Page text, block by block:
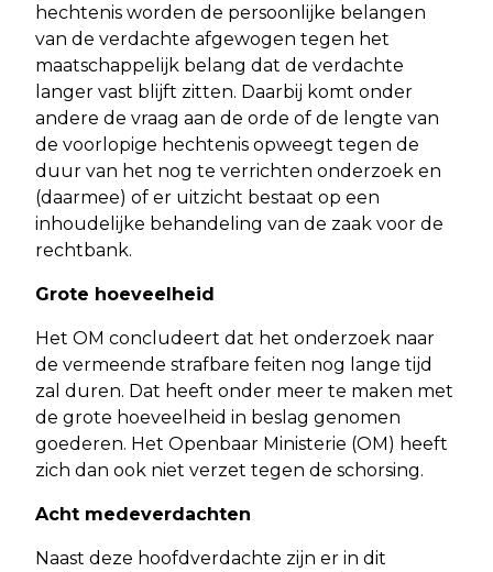
hechtenis worden de persoonlijke belangen
van de verdachte afgewogen tegen het
maatschappelijk belang dat de verdachte
langer vast blijft zitten. Daarbij komt onder
andere de vraag aan de orde of de lengte van
de voorlopige hechtenis opweegt tegen de
duur van het nog te verrichten onderzoek en
(daarmee) of er uitzicht bestaat op een
inhoudelijke behandeling van de zaak voor de
rechtbank.
Grote hoeveelheid
Het OM concludeert dat het onderzoek naar
de vermeende strafbare feiten nog lange tijd
zal duren. Dat heeft onder meer te maken met
de grote hoeveelheid in beslag genomen
goederen. Het Openbaar Ministerie (OM) heeft
zich dan ook niet verzet tegen de schorsing.
Acht medeverdachten
Naast deze hoofdverdachte zijn er in dit